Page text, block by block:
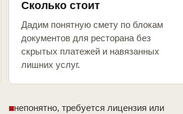
Сколько стоит
Дадим понятную смету по блокам
документов для ресторана без
скрытых платежей и навязанных
лишних услуг.
непонятно, требуется лицензия или